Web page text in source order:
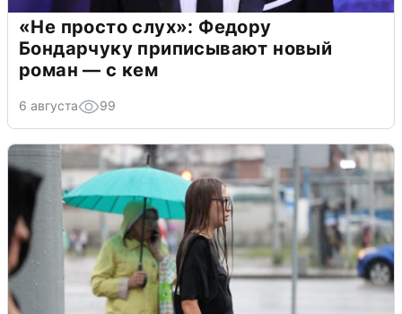
«Не просто слух»: Федору
Бондарчуку приписывают новый
роман — с кем
6 августа 99